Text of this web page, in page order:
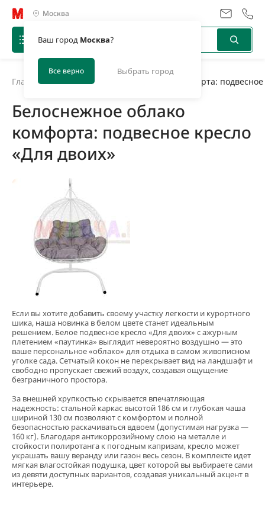
Москва
Ваш город Москва?
Все верно Выбрать город
Главная Белоснежное облако комфорта:
Белоснежное облако
комфорта: подвесное кресло
«Для двоих»
Если вы хотите добавить своему участку легкости и курортного
шика, наша новинка в белом цвете станет идеальным
решением. Белое подвесное кресло «Для двоих» с ажурным
плетением «паутинка» выглядит невероятно воздушно — это
ваше персональное «облако» для отдыха в самом живописном
уголке сада. Сетчатый кокон не перекрывает вид на ландшафт и
свободно пропускает свежий воздух, создавая ощущение
безграничного простора.
За внешней хрупкостью скрывается впечатляющая
надежность: стальной каркас высотой 186 см и глубокая чаша
шириной 130 см позволяют с комфортом и полной
безопасностью раскачиваться вдвоем (допустимая нагрузка —
160 кг). Благодаря антикоррозийному слою на металле и
стойкости полиротанга к погодным капризам, кресло может
украшать вашу веранду или газон весь сезон. В комплекте идет
мягкая влагостойкая подушка, цвет которой вы выбираете сами
из девяти доступных вариантов, создавая уникальный акцент в
интерьере.